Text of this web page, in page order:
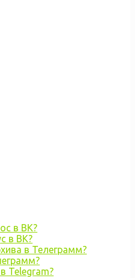
в ВК?
в ВК?
в Телеграмм?
Telegram?